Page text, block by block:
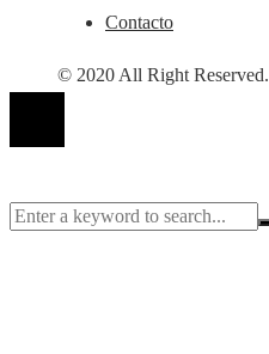
Contacto
© 2020 All Right Reserved.